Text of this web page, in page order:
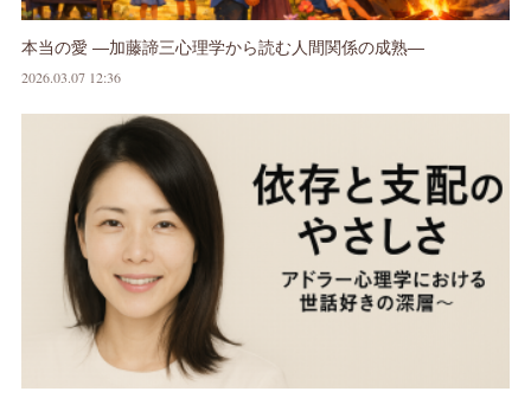
本当の愛 ―加藤諦三心理学から読む人間関係の成熟―
2026.03.07 12:36